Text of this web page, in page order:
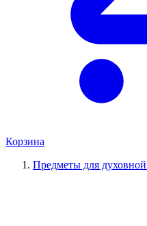
Корзина
Предметы для